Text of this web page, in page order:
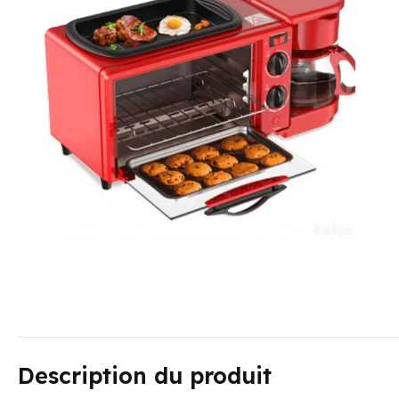
Description du produit